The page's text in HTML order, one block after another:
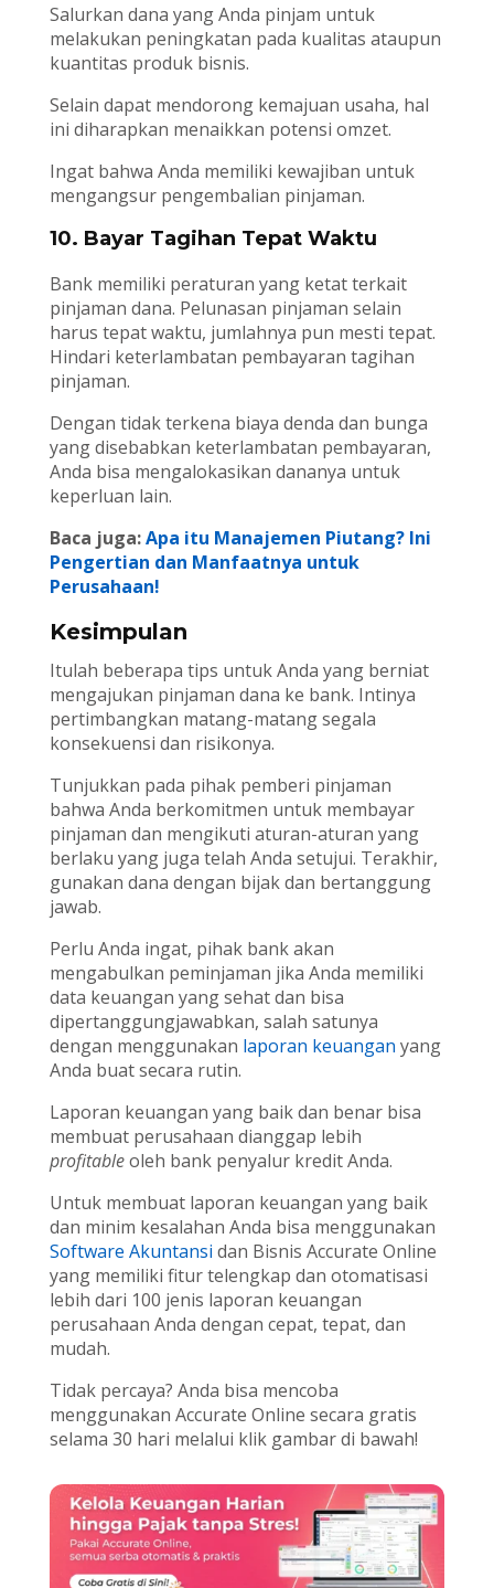
Salurkan dana yang Anda pinjam untuk
melakukan peningkatan pada kualitas ataupun
kuantitas produk bisnis.
Selain dapat mendorong kemajuan usaha, hal
ini diharapkan menaikkan potensi omzet.
Ingat bahwa Anda memiliki kewajiban untuk
mengangsur pengembalian pinjaman.
10. Bayar Tagihan Tepat Waktu
Bank memiliki peraturan yang ketat terkait
pinjaman dana. Pelunasan pinjaman selain
harus tepat waktu, jumlahnya pun mesti tepat.
Hindari keterlambatan pembayaran tagihan
pinjaman.
Dengan tidak terkena biaya denda dan bunga
yang disebabkan keterlambatan pembayaran,
Anda bisa mengalokasikan dananya untuk
keperluan lain.
Baca juga:Apa itu Manajemen Piutang? Ini
Pengertian dan Manfaatnya untuk
Perusahaan!
Kesimpulan
Itulah beberapa tips untuk Anda yang berniat
mengajukan pinjaman dana ke bank. Intinya
pertimbangkan matang-matang segala
konsekuensi dan risikonya.
Tunjukkan pada pihak pemberi pinjaman
bahwa Anda berkomitmen untuk membayar
pinjaman dan mengikuti aturan-aturan yang
berlaku yang juga telah Anda setujui. Terakhir,
gunakan dana dengan bijak dan bertanggung
jawab.
Perlu Anda ingat, pihak bank akan
mengabulkan peminjaman jika Anda memiliki
data keuangan yang sehat dan bisa
dipertanggungjawabkan, salah satunya
dengan menggunakan laporan keuangan yang
Anda buat secara rutin.
Laporan keuangan yang baik dan benar bisa
membuat perusahaan dianggap lebih
profitableoleh bank penyalur kredit Anda.
Untuk membuat laporan keuangan yang baik
dan minim kesalahan Anda bisa menggunakan
Software Akuntansi dan Bisnis Accurate Online
yang memiliki fitur telengkap dan otomatisasi
lebih dari 100 jenis laporan keuangan
perusahaan Anda dengan cepat, tepat, dan
mudah.
Tidak percaya? Anda bisa mencoba
menggunakan Accurate Online secara gratis
selama 30 hari melalui klik gambar di bawah!